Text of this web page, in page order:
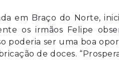
em Braço do Norte,
os irmãos Felipe
poderia ser uma boa
de doces.